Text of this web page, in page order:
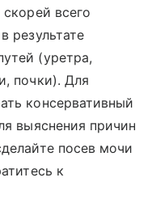
всего
результате
(уретра,
почки). Для
консервативный
выяснения причин
посев мочи
к